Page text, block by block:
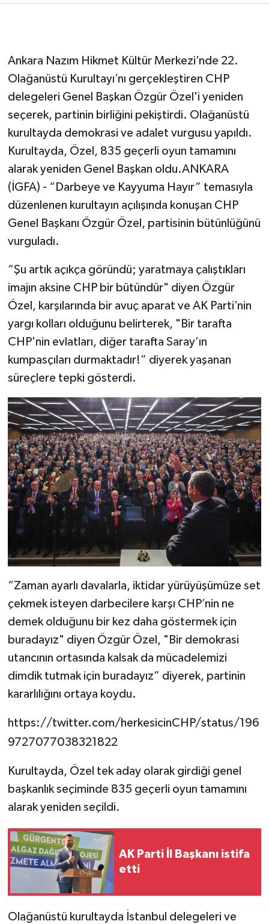
Ankara Nazım Hikmet Kültür Merkezi’nde 22.
Olağanüstü Kurultayı’nı gerçekleştiren CHP
delegeleri Genel Başkan Özgür Özel'i yeniden
seçerek, partinin birliğini pekiştirdi. Olağanüstü
kurultayda demokrasi ve adalet vurgusu yapıldı.
Kurultayda, Özel, 835 geçerli oyun tamamını
alarak yeniden Genel Başkan oldu.ANKARA
(İGFA) - “Darbeye ve Kayyuma Hayır” temasıyla
düzenlenen kurultayın açılışında konuşan CHP
Genel Başkanı Özgür Özel, partisinin bütünlüğünü
vurguladı.
“Şu artık açıkça göründü; yaratmaya çalıştıkları
imajın aksine CHP bir bütündür" diyen Özgür
Özel, karşılarında bir avuç aparat ve AK Parti’nin
yargı kolları olduğunu belirterek, "Bir tarafta
CHP'nin evlatları, diğer tarafta Saray’ın
kumpasçıları durmaktadır!” diyerek yaşanan
süreçlere tepki gösterdi.
“Zaman ayarlı davalarla, iktidar yürüyüşümüze set
çekmek isteyen darbecilere karşı CHP’nin ne
demek olduğunu bir kez daha göstermek için
buradayız" diyen Özgür Özel, "Bir demokrasi
utancının ortasında kalsak da mücadelemizi
dimdik tutmak için buradayız” diyerek, partinin
kararlılığını ortaya koydu.
https://twitter.com/herkesicinCHP/status/196
9727077038321822
Kurultayda, Özel tek aday olarak girdiği genel
başkanlık seçiminde 835 geçerli oyun tamamını
alarak yeniden seçildi.
AK Parti İl Başkanı istifa
etti
Olağanüstü kurultayda İstanbul delegeleri ve